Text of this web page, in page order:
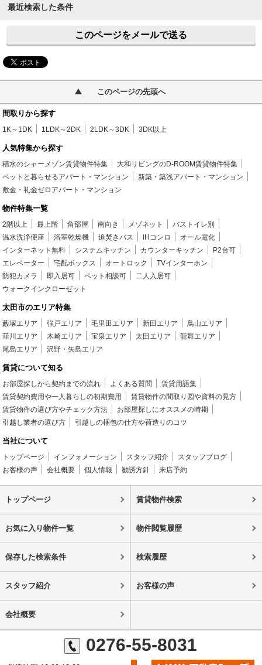
最近検索した条件
このページをメールで送る
このページの先頭へ
間取りから探す
1K～1DK 1LDK～2DK 2LDK～3DK 3DK以上
人気特集から探す
積水のシャーメゾン賃貸物件特集
大和リビングのD-ROOM賃貸物件特集
ペットと暮らせるアパート・マンション
新築・築浅アパート・マンション
敷金・礼金ゼロアパート・マンション
物件特集一覧
2階以上 最上階 角部屋 南向き メゾネット
バストイレ別
温水洗浄便座
浴室乾燥機 追焚きバス IHコンロ
オール電化
インターネット無料
システムキッチン カウンターキッチン
P2台可
エレベーター
宅配ボックス オートロック
TVインターホン
防犯カメラ
即入居可 ペット相談可
二人入居可
ウォークインクローゼット
太田市のエリア特集
藪塚エリア 強戸エリア 毛里田エリア 新田エリア
鳥山エリア
韮川エリア
木崎エリア 宝泉エリア 太田エリア
龍舞エリア
尾島エリア
沢野・矢島エリア
賃貸について知る
お部屋探しから契約までの流れ よくある質問
賃貸用語集
賃貸契約費用や一人暮らしの初期費用
賃貸物件の間取り図や資料の見方
賃貸物件の選び方やチェック方法
お部屋探しにオススメの時期
引越し業者の選び方
引越しの梱包の仕方や荷造りのコツ
当社について
トップページ インフォメーション スタッフ紹介
スタッフブログ
お客様の声
会社概要 個人情報 勧誘方針 来店予約
トップページ 賃貸物件検索
お気に入り物件一覧 物件閲覧履歴
保存した検索条件 検索履歴
スタッフ紹介 お客様の声
会社概要
0276-55-8031